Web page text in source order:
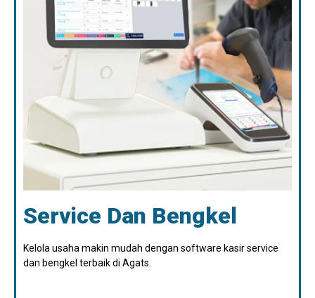
Service Dan Bengkel
Kelola usaha makin mudah dengan software kasir service
dan bengkel terbaik di Agats.